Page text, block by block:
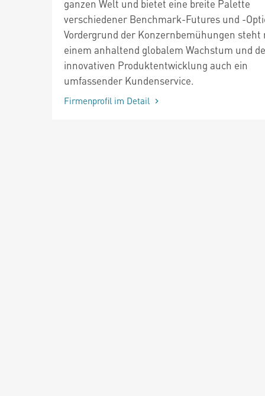
ganzen Welt und bietet eine breite Palette
verschiedener Benchmark-Futures und -
Vordergrund der Konzernbemühungen steht
einem anhaltend globalem Wachstum und
innovativen Produktentwicklung auch ein
umfassender Kundenservice.
Firmenprofil im Detail